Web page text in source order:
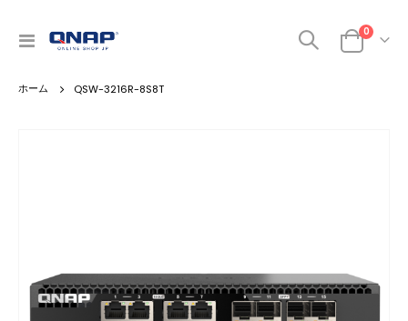
ナ
呼
カート
0商品
QSW-3216R-8S8T
gallery